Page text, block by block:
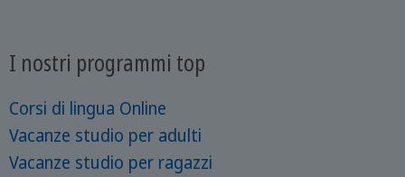
I nostri programmi top
Corsi di lingua Online
Vacanze studio per adulti
Vacanze studio per ragazzi